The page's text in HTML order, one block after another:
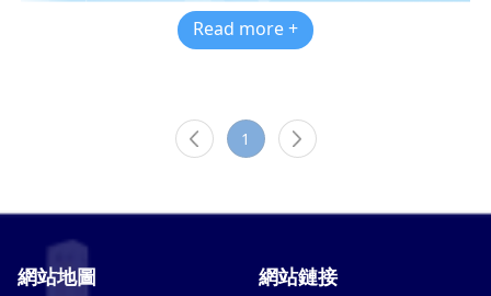
Read more +
1
網站地圖 網站鏈接